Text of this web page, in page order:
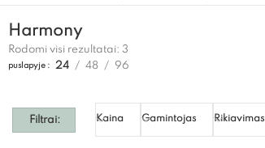
Harmony
Rodomi visi rezultatai: 3
puslapyje 24 48 96
Filtrai: Kaina Gamintojas Rikiavimas